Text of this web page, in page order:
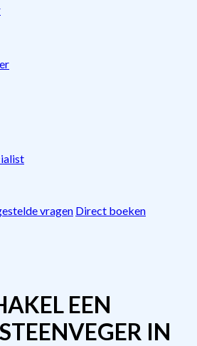
vragen Direct boeken
EEN
IN